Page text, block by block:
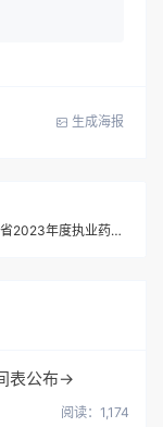
生成海报
关于湖南省2023年度执业药师职业 资格考试有关事项的公告
表公布→
阅读：1,174